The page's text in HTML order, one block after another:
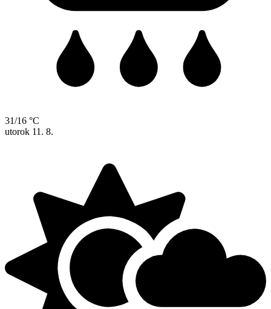
31/16 °C
utorok 11. 8.